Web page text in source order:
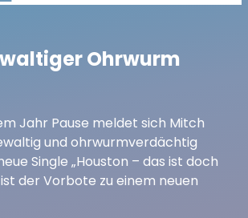
Ohrwurm
Jahr Pause meldet sich Mitch
und ohrwurmverdächtig
Single „Houston – das ist doch
ist der Vorbote zu einem neuen